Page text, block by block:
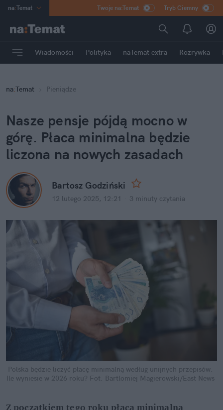
na:Temat
Poland
mama
Rozrywka
Twoje na:Temat Tryb Ciemny
Wiadomości Polityka naTemat extra Rozrywka
na:Temat Pieniądze
Nasze pensje pójdą mocno w
górę. Płaca minimalna będzie
liczona na nowych zasadach
Bartosz Godziński
12 lutego 2025, 12:21 3 minuty czytania
Polska będzie liczyć płacę minimalną według unijnych przepisów.
Ile wyniesie w 2026 roku? Fot. Bartlomiej Magierowski/East News
Z początkiem tego roku płaca minimalna